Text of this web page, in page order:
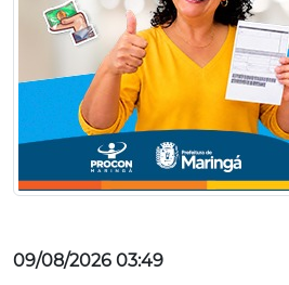
09/08/2026 03:49